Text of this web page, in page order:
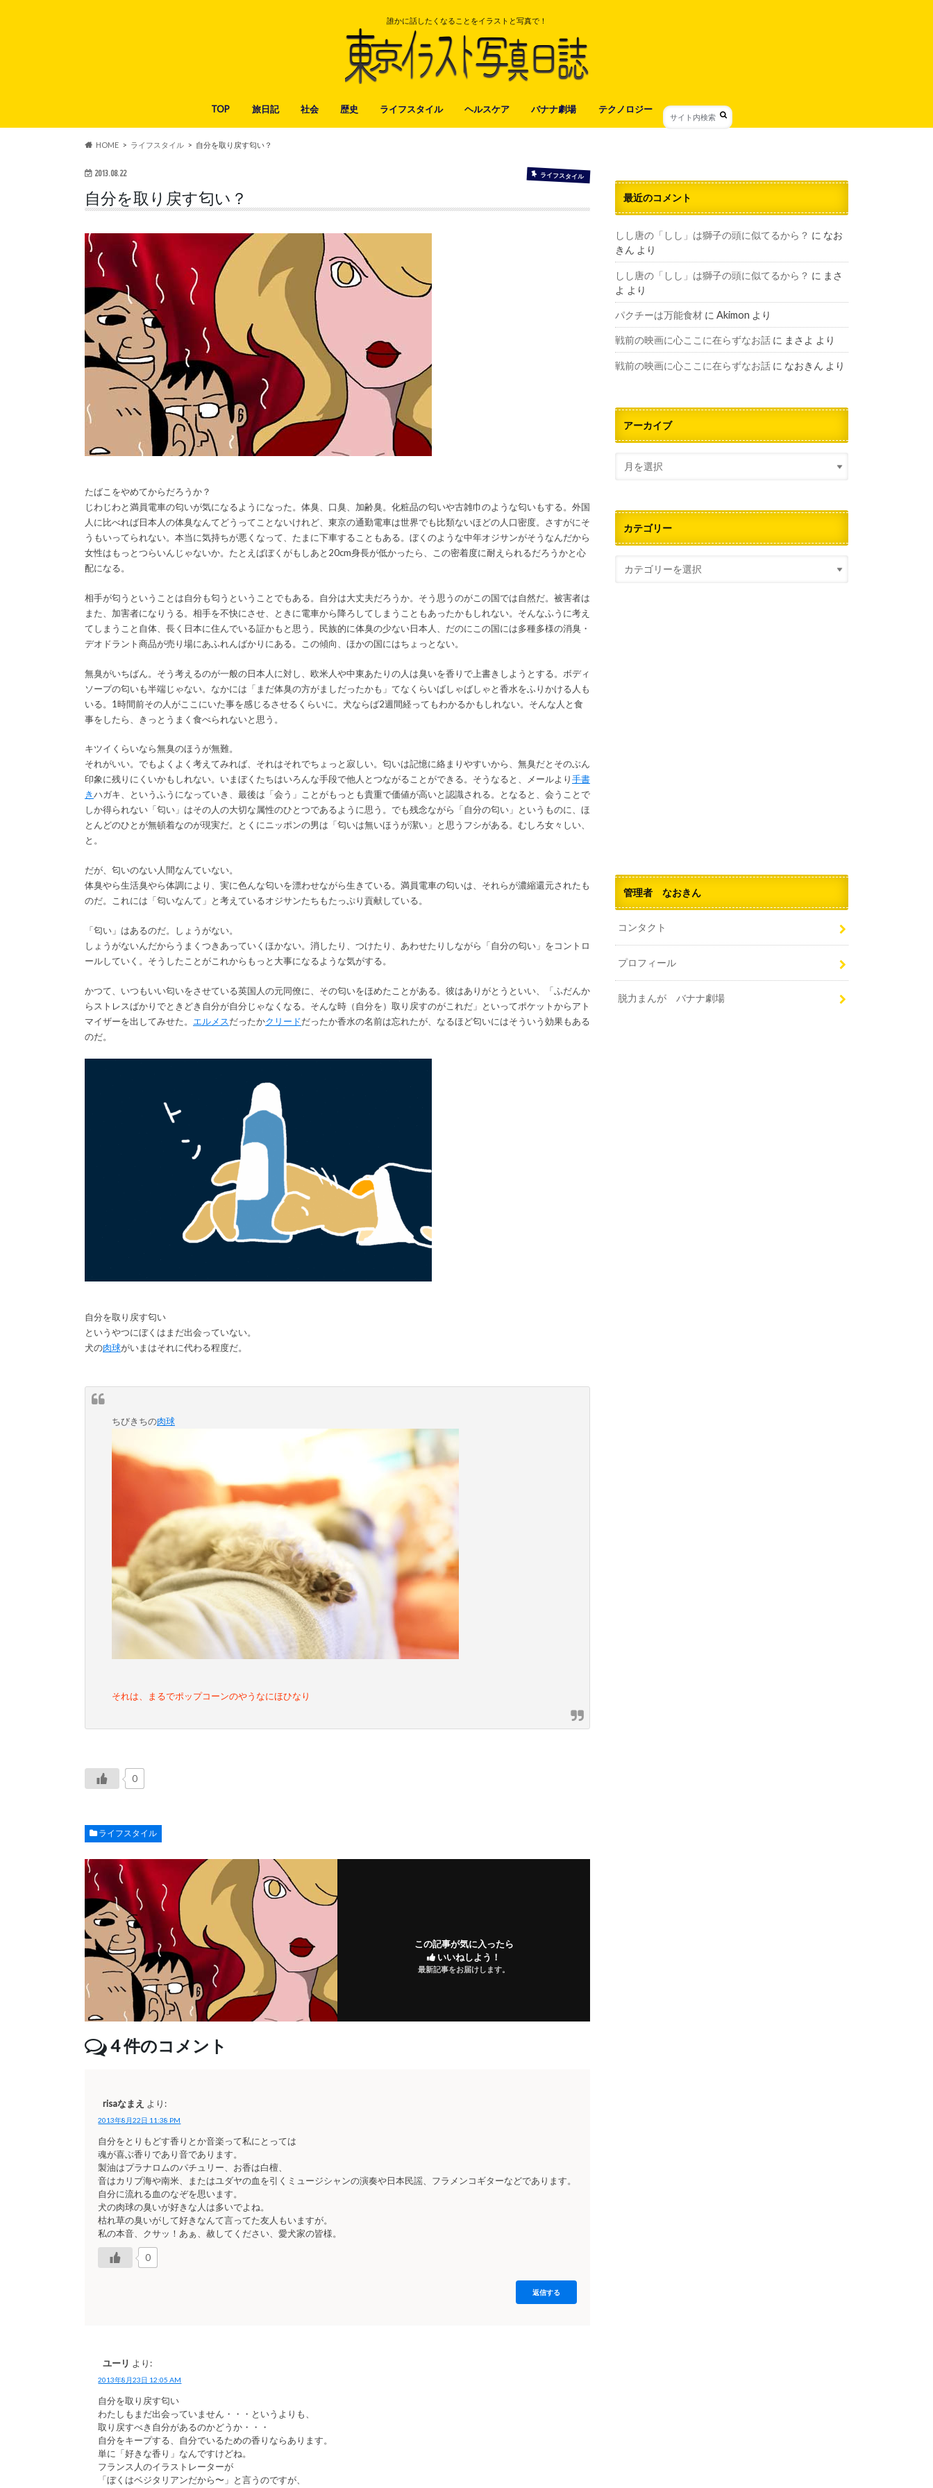
誰かに話したくなることをイラストと写真で！
TOP 旅日記 社会 歴史 ライフスタイル ヘルスケア バナナ劇場 テクノロジー
HOME ライフスタイル 自分を取り戻す匂い？
2013.08.22 ライフスタイル
自分を取り戻す匂い？
たばこをやめてからだろうか？
じわじわと満員電車の匂いが気になるようになった。体臭、口臭、加齢臭。化粧品の匂いや古雑巾のような匂いもする。外国
人に比べれば日本人の体臭なんてどうってことないけれど、東京の通勤電車は世界でも比類ないほどの人口密度。さすがにそ
うもいってられない。本当に気持ちが悪くなって、たまに下車することもある。ぼくのような中年オジサンがそうなんだから
女性はもっとつらいんじゃないか。たとえばぼくがもしあと20cm身長が低かったら、この密着度に耐えられるだろうかと心
配になる。
相手が匂うということは自分も匂うということでもある。自分は大丈夫だろうか。そう思うのがこの国では自然だ。被害者は
また、加害者になりうる。相手を不快にさせ、ときに電車から降ろしてしまうこともあったかもしれない。そんなふうに考え
てしまうこと自体、長く日本に住んでいる証かもと思う。民族的に体臭の少ない日本人、だのにこの国には多種多様の消臭・
デオドラント商品が売り場にあふれんばかりにある。この傾向、ほかの国にはちょっとない。
無臭がいちばん。そう考えるのが一般の日本人に対し、欧米人や中東あたりの人は臭いを香りで上書きしようとする。ボディ
ソープの匂いも半端じゃない。なかには「まだ体臭の方がましだったかも」てなくらいばしゃばしゃと香水をふりかける人も
いる。1時間前その人がここにいた事を感じるさせるくらいに。犬ならば2週間経ってもわかるかもしれない。そんな人と食
事をしたら、きっとうまく食べられないと思う。
キツイくらいなら無臭のほうが無難。
それがいい。でもよくよく考えてみれば、それはそれでちょっと寂しい。匂いは記憶に絡まりやすいから、無臭だとそのぶん
印象に残りにくいかもしれない。いまぼくたちはいろんな手段で他人とつながることができる。そうなると、メールより手書
きハガキ、というふうになっていき、最後は「会う」ことがもっとも貴重で価値が高いと認識される。となると、会うことで
しか得られない「匂い」はその人の大切な属性のひとつであるように思う。でも残念ながら「自分の匂い」というものに、ほ
とんどのひとが無頓着なのが現実だ。とくにニッポンの男は「匂いは無いほうが潔い」と思うフシがある。むしろ女々しい、
と。
だが、匂いのない人間なんていない。
体臭やら生活臭やら体調により、実に色んな匂いを漂わせながら生きている。満員電車の匂いは、それらが濃縮還元されたも
のだ。これには「匂いなんて」と考えているオジサンたちもたっぷり貢献している。
「匂い」はあるのだ。しょうがない。
しょうがないんだからうまくつきあっていくほかない。消したり、つけたり、あわせたりしながら「自分の匂い」をコントロ
ールしていく。そうしたことがこれからもっと大事になるような気がする。
かつて、いつもいい匂いをさせている英国人の元同僚に、その匂いをほめたことがある。彼はありがとうといい、「ふだんか
らストレスばかりでときどき自分が自分じゃなくなる。そんな時（自分を）取り戻すのがこれだ」といってポケットからアト
マイザーを出してみせた。 エルメスだったかクリードだったか香水の名前は忘れたが、なるほど匂いにはそういう効果もある
のだ。
自分を取り戻す匂い
というやつにぼくはまだ出会っていない。
犬の肉球がいまはそれに代わる程度だ。
ちびきちの肉球
それは、まるでポップコーンのやうなにほひなり
0
ライフスタイル
この記事が気に入ったら
いいねしよう！
最新記事をお届けします。
4件のコメント
risaなまえ より:
2013年8月22日 11:38 PM
自分をとりもどす香りとか音楽って私にとっては
魂が喜ぶ香りであり音であります。
製油はプラナロムのパチュリー、お香は白檀、
音はカリブ海や南米、またはユダヤの血を引くミュージシャンの演奏や日本民謡、フラメンコギターなどであります。
自分に流れる血のなぞを思います。
犬の肉球の臭いが好きな人は多いでよね。
枯れ草の臭いがして好きなんて言ってた友人もいますが。
私の本音、クサッ！あぁ、赦してください、愛犬家の皆様。
0
返信する
ユーリ より:
2013年8月23日 12:05 AM
自分を取り戻す匂い
わたしもまだ出会っていません・・・というよりも、
取り戻すべき自分があるのかどうか・・・
自分をキープする、自分でいるための香りならあります。
単に「好きな香り」なんですけどね。
フランス人のイラストレーターが
「ぼくはベジタリアンだから〜」と言うのですが、
最近のコメント
しし唐の「しし」は獅子の頭に似てるから？ に なお
きん より
しし唐の「しし」は獅子の頭に似てるから？ に まさ
よ より
パクチーは万能食材 に Akimon より
戦前の映画に心ここに在らずなお話 に まさよ より
戦前の映画に心ここに在らずなお話 に なおきん より
アーカイブ
カテゴリー
管理者 なおきん
コンタクト
プロフィール
脱力まんが バナナ劇場